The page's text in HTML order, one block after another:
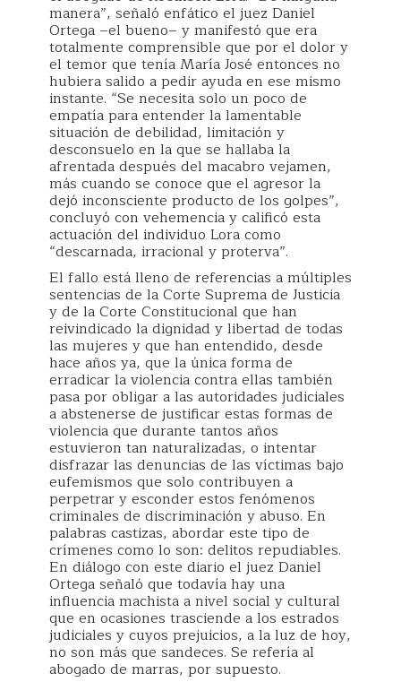
manera”, señaló enfático el juez Daniel
Ortega –el bueno– y manifestó que era
totalmente comprensible que por el dolor y
el temor que tenía María José entonces no
hubiera salido a pedir ayuda en ese mismo
instante. “Se necesita solo un poco de
empatía para entender la lamentable
situación de debilidad, limitación y
desconsuelo en la que se hallaba la
afrentada después del macabro vejamen,
más cuando se conoce que el agresor la
dejó inconsciente producto de los golpes”,
concluyó con vehemencia y calificó esta
actuación del individuo Lora como
“descarnada, irracional y proterva”.
El fallo está lleno de referencias a múltiples
sentencias de la Corte Suprema de Justicia
y de la Corte Constitucional que han
reivindicado la dignidad y libertad de todas
las mujeres y que han entendido, desde
hace años ya, que la única forma de
erradicar la violencia contra ellas también
pasa por obligar a las autoridades judiciales
a abstenerse de justificar estas formas de
violencia que durante tantos años
estuvieron tan naturalizadas, o intentar
disfrazar las denuncias de las víctimas bajo
eufemismos que solo contribuyen a
perpetrar y esconder estos fenómenos
criminales de discriminación y abuso. En
palabras castizas, abordar este tipo de
crímenes como lo son: delitos repudiables.
En diálogo con este diario el juez Daniel
Ortega señaló que todavía hay una
influencia machista a nivel social y cultural
que en ocasiones trasciende a los estrados
judiciales y cuyos prejuicios, a la luz de hoy,
no son más que sandeces. Se refería al
abogado de marras, por supuesto.